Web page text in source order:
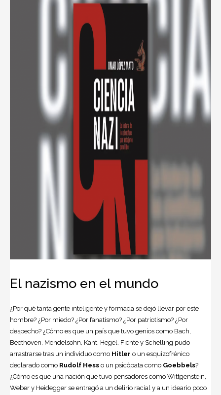
El nazismo en el mundo
¿Por qué tanta gente inteligente y formada se dejó llevar por este
hombre? ¿Por miedo? ¿Por fanatismo? ¿Por patriotismo? ¿Por
despecho? ¿Cómo es que un país que tuvo genios como Bach,
Beethoven, Mendelsohn, Kant, Hegel, Fichte y Schelling pudo
arrastrarse tras un individuo como Hitler o un esquizofrénico
declarado como Rudolf Hess o un psicópata como Goebbels?
¿Cómo es que una nación que tuvo pensadores como Wittgenstein,
Weber y Heidegger se entregó a un delirio racial y a un ideario poco